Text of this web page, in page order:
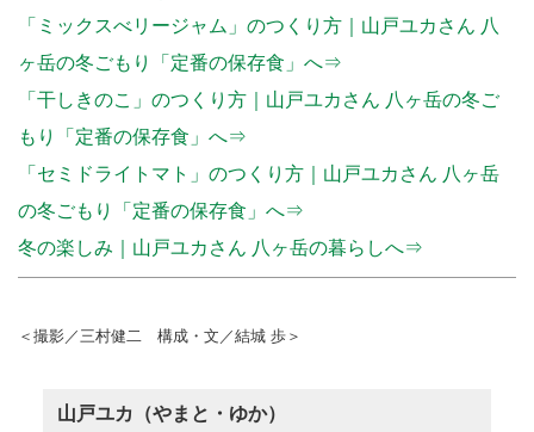
「ミックスべリージャム」のつくり方｜山戸ユカさん 八
ヶ岳の冬ごもり「定番の保存食」へ⇒
「干しきのこ」のつくり方｜山戸ユカさん 八ヶ岳の冬ご
もり「定番の保存食」へ⇒
「セミドライトマト」のつくり方｜山戸ユカさん 八ヶ岳
の冬ごもり「定番の保存食」へ⇒
冬の楽しみ｜山戸ユカさん 八ヶ岳の暮らしへ⇒
＜撮影／三村健二 構成・文／結城 歩＞
山戸ユカ（やまと・ゆか）